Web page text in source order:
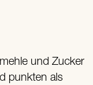
und Zucker
punkten als